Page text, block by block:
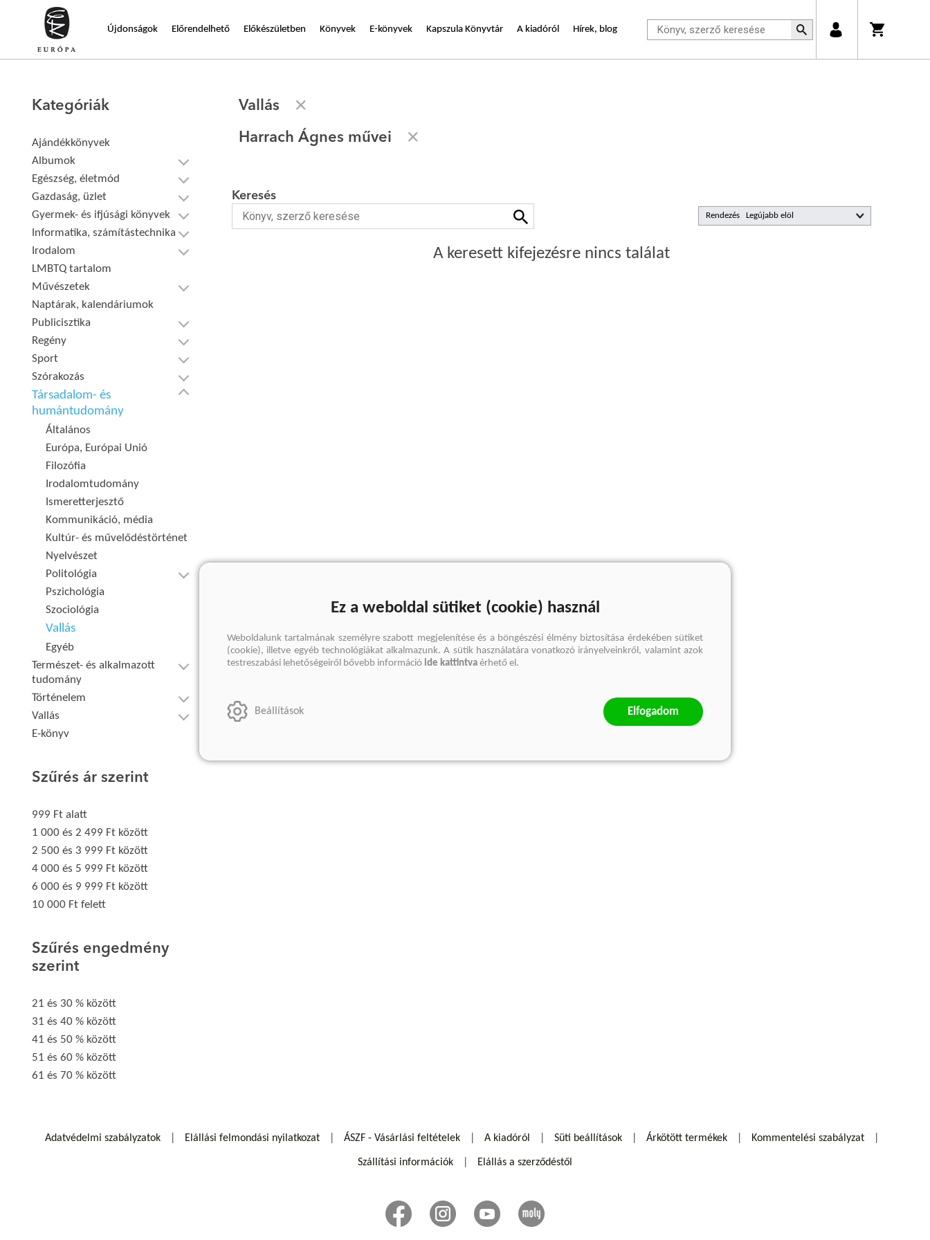
Újdonságok Előrendelhető Előkészületben Könyvek E-könyvek Kapszula Könyvtár A kiadóról Hírek, blog
Kategóriák
Ajándékkönyvek
Albumok
Egészség, életmód
Gazdaság, üzlet
Gyermek- és ifjúsági könyvek
Informatika, számítástechnika
Irodalom
LMBTQ tartalom
Művészetek
Naptárak, kalendáriumok
Publicisztika
Regény
Sport
Szórakozás
Társadalom- és
humántudomány
Általános
Európa, Európai Unió
Filozófia
Irodalomtudomány
Ismeretterjesztő
Kommunikáció, média
Kultúr- és művelődéstörténet
Nyelvészet
Politológia
Pszichológia
Szociológia
Vallás
Egyéb
Természet- és alkalmazott
tudomány
Történelem
Vallás
E-könyv
Szűrés ár szerint
999 Ft alatt
1 000 és 2 499 Ft között
2 500 és 3 999 Ft között
4 000 és 5 999 Ft között
6 000 és 9 999 Ft között
10 000 Ft felett
Szűrés engedmény
szerint
21 és 30 % között
31 és 40 % között
41 és 50 % között
51 és 60 % között
61 és 70 % között
Vallás
Harrach Ágnes művei
Rendezés
Keresés
A keresett kifejezésre nincs találat
Adatvédelmi szabályzatok Elállási felmondási nyilatkozat ÁSZF - Vásárlási feltételek A kiadóról Süti beállítások Árkötött termékek Kommentelési szabályzat
Szállítási információk Elállás a szerződéstől
Ez a weboldal sütiket (cookie) használ
Weboldalunk tartalmának személyre szabott megjelenítése és a böngészési élmény biztosítása érdekében sütiket
(cookie), illetve egyéb technológiákat alkalmazunk. A sütik használatára vonatkozó irányelveinkről, valamint azok
testreszabási lehetőségeiről bővebb információ ide kattintva érhető el.
Beállítások Elfogadom